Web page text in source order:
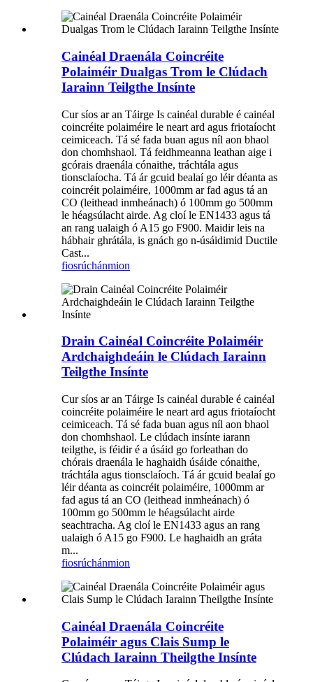
Cainéal Draenála Coincréite
Polaiméir Dualgas Trom le Clúdach
Iarainn Teilgthe Insínte
Cur síos ar an Táirge Is cainéal durable é cainéal
coincréite polaiméire le neart ard agus friotaíocht
ceimiceach. Tá sé fada buan agus níl aon bhaol
don chomhshaol. Tá feidhmeanna leathan aige i
gcórais draenála cónaithe, tráchtála agus
tionsclaíocha. Tá ár gcuid bealaí go léir déanta as
coincréit polaiméire, 1000mm ar fad agus tá an
CO (leithead inmheánach) ó 100mm go 500mm
le héagsúlacht airde. Ag cloí le EN1433 agus tá
an rang ualaigh ó A15 go F900. Maidir leis na
hábhair ghrátála, is gnách go n-úsáidimid Ductile
Cast...
fiosrúchánmion
Drain Cainéal Coincréite Polaiméir
Ardchaighdeáin le Clúdach Iarainn
Teilgthe Insínte
Cur síos ar an Táirge Is cainéal durable é cainéal
coincréite polaiméire le neart ard agus friotaíocht
ceimiceach. Tá sé fada buan agus níl aon bhaol
don chomhshaol. Le clúdach insínte iarann ​​
teilgthe, is féidir é a úsáid go forleathan do
chórais draenála le haghaidh úsáide cónaithe,
tráchtála agus tionsclaíoch. Tá ár gcuid bealaí go
léir déanta as coincréit polaiméire, 1000mm ar
fad agus tá an CO (leithead inmheánach) ó
100mm go 500mm le héagsúlacht airde
seachtracha. Ag cloí le EN1433 agus an rang
ualaigh ó A15 go F900. Le haghaidh an gráta
m...
fiosrúchánmion
Cainéal Draenála Coincréite
Polaiméir agus Clais Sump le
Clúdach Iarainn Theilgthe Insínte